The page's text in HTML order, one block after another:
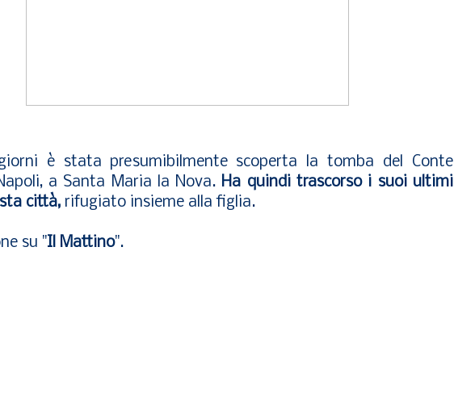
è stata presumibilmente scoperta la tomba del Conte
a Santa Maria la Nova. Ha quindi trascorso i suoi ultimi
città, rifugiato insieme alla figlia.
su "Il Mattino".